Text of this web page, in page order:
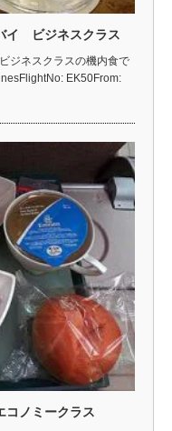
イ ビジネスクラス
ネスクラスの機内食で
EK50From:
ノミークラス